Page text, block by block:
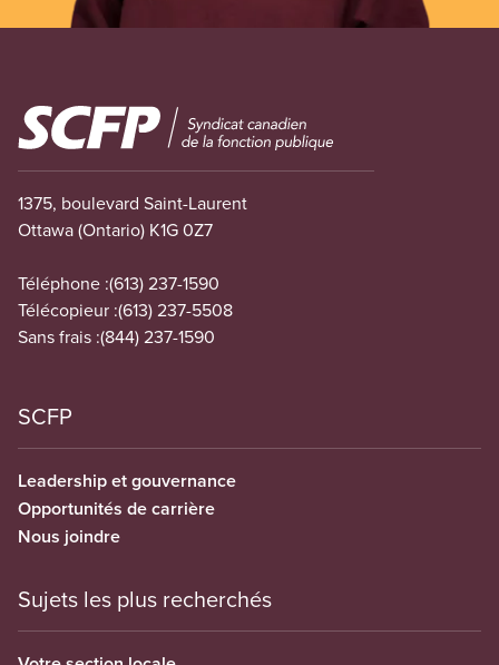
Image
1375, boulevard Saint-Laurent
Ottawa (Ontario) K1G 0Z7
Téléphone :(613) 237-1590
Télécopieur :(613) 237-5508
Sans frais :(844) 237-1590
SCFP
Leadership et gouvernance
Opportunités de carrière
Nous joindre
Sujets les plus recherchés